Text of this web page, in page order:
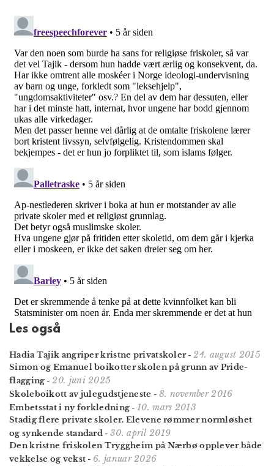
Les også
Hadia Tajik angriper kristne privatskoler-24. august 2015
Simon og Emanuel boikotter skolen på grunn av Pride-
flagging -20. juni 2025
Skoleboikott av julegudstjeneste - 8. november 2016
Embetsstat i ny forkledning -10. mars 2013
Stadig flere private skoler. Elevene rømmer normløshet
og synkende standard -30. april 2019
Den kristne friskolen Tryggheim på Nærbø opplever både
vekkelse og vekst - 6. januar 2026